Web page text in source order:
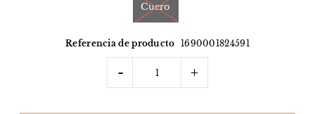
Cuero
Referencia de producto 1690001824591
- +